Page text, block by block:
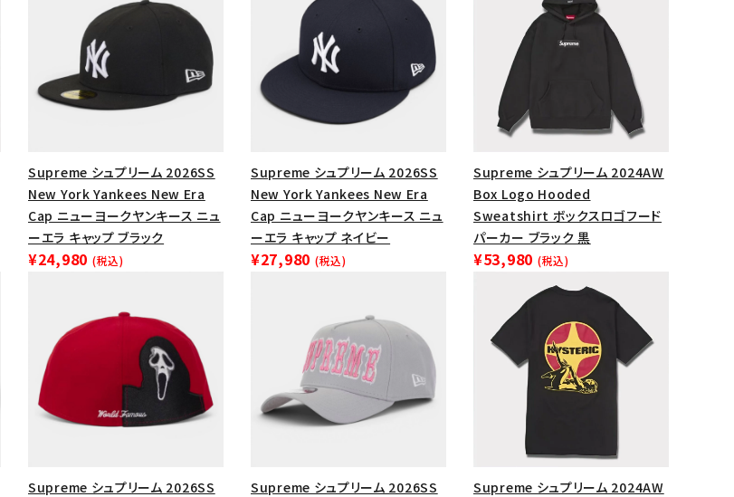
円
Tシャツ・ロングスリーブ
キャップ・ハット
パーカー・クルーネック
ショルダー・ウエストバッグ
ボックスロゴ
ブラックスウェット
絞り込んで検索する
Supreme シュプリーム 2026SS
New York Yankees New Era
Cap ニューヨークヤンキース ニュ
ーエラ キャップ ブラック
¥24,980 (税込)
Supreme シュプリーム 2026SS
New York Yankees New Era
Cap ニューヨークヤンキース ニュ
ーエラ キャップ ネイビー
¥27,980 (税込)
Supreme シュプリーム 2024AW
Box Logo Hooded
Sweatshirt ボックスロゴフード
パーカー ブラック 黒
¥53,980 (税込)
Supreme シュプリーム 2026SS
Supreme シュプリーム 2026SS
Supreme シュプリーム 2024AW